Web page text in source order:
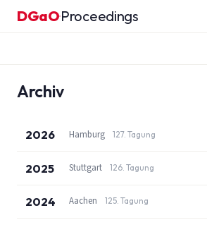
Zum Inhalt springen
DGaO·Proceedings
Archiv
2026 Hamburg 127. Tagung
2025 Stuttgart 126. Tagung
2024 Aachen 125. Tagung